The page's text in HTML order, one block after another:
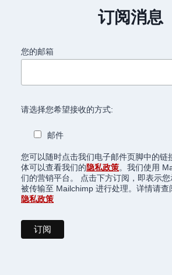
订阅消息
您的邮箱
请选择您希望接收的方式:
邮件
您可以随时点击我们电子邮件页脚中的链
体可以查看我们的隐私政策。我们使用
们的营销平台。 点击下方订阅，即表示
被传输至 Mailchimp 进行处理。详情请查
隐私政策